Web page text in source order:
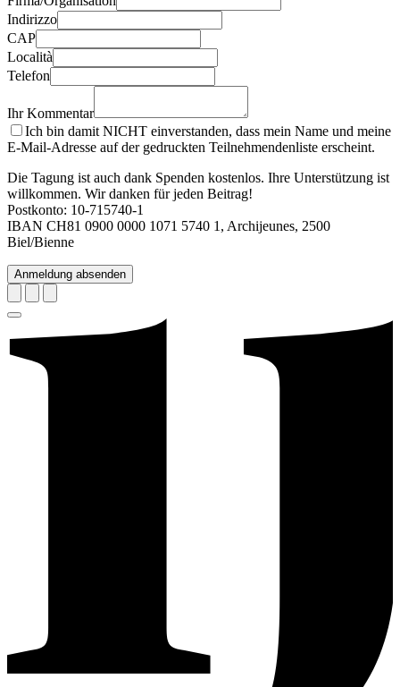
Indirizzo
CAP
Località
Telefon
Ihr Kommentar
Ich bin damit NICHT einverstanden, dass mein Name und meine
E-Mail-Adresse auf der gedruckten Teilnehmendenliste erscheint.
Die Tagung ist auch dank Spenden kostenlos. Ihre Unterstützung ist
willkommen. Wir danken für jeden Beitrag!
Postkonto: 10-715740-1
IBAN CH81 0900 0000 1071 5740 1, Archijeunes, 2500
Biel/Bienne
Anmeldung absenden